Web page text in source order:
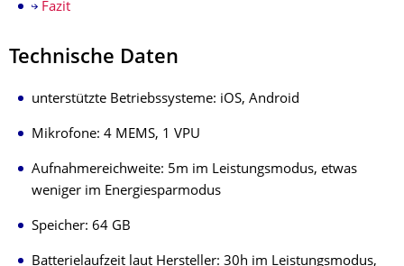
Fazit
Technische Daten
unterstützte Betriebssysteme: iOS, Android
Mikrofone: 4 MEMS, 1 VPU
Aufnahmereichweite: 5m im Leistungsmodus, etwas
weniger im Energiesparmodus
Speicher: 64 GB
Batterielaufzeit laut Hersteller: 30h im Leistungsmodus,